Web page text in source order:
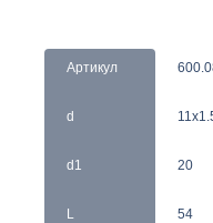
Артикул
d
d1
L
20
54